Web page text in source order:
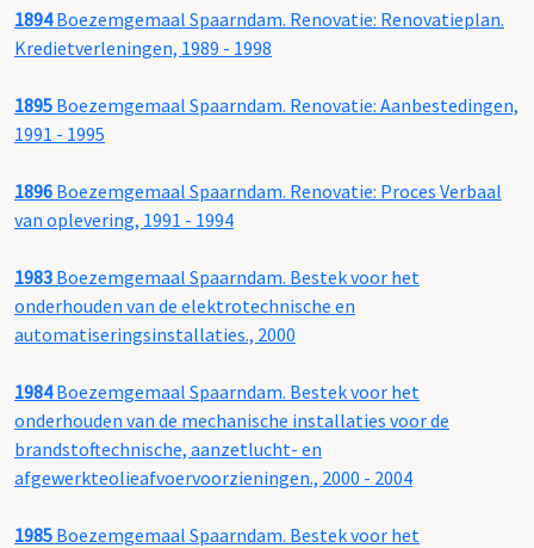
1894Boezemgemaal Spaarndam. Renovatie: Renovatieplan.
Kredietverleningen, 1989 - 1998
1895 Boezemgemaal Spaarndam. Renovatie: Aanbestedingen,
1991 - 1995
1896 Boezemgemaal Spaarndam. Renovatie: Proces Verbaal
van oplevering, 1991 - 1994
1983 Boezemgemaal Spaarndam. Bestek voor het
onderhouden van de elektrotechnische en
automatiseringsinstallaties., 2000
1984Boezemgemaal Spaarndam. Bestek voor het
onderhouden van de mechanische installaties voor de
brandstoftechnische, aanzetlucht- en
afgewerkteolieafvoervoorzieningen., 2000 - 2004
1985 Boezemgemaal Spaarndam. Bestek voor het